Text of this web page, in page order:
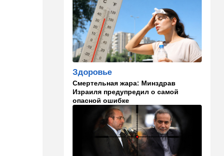
11 лет в бегах: в Бен-
Гурионе арестован педофил,
орудовавший в Хайфе,
Крайот и Кирьят-Шмоне
11:35 Израиль
США и Израиль могут
перейти к беспрецедентному
оборонному партнерству
11:03 Общество
Найдено сильно
разложившееся тело:
поиски 23-летнего парня
приняли трагический оборот
Здоровье
Смертельная жара: Минздрав
Израиля предупредил о самой
опасной ошибке